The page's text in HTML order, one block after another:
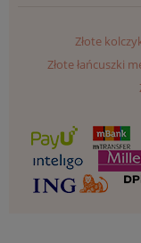
Złote
Złote łańcuszki